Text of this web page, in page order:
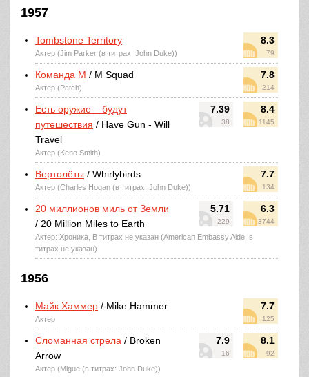
1957
8.3
79
Tombstone Territory
Актер (Jim Parker (в титрах: John Duke))
7.8
214
Команда М / M Squad
Актер (Patch)
7.39
38
8.4
1145
Есть оружие – будут
путешествия / Have Gun - Will
Travel
Актер (Keno Smith)
7.7
134
Вертолёты / Whirlybirds
Актер (Charles Hogan (в титрах: John Duke))
5.71
229
6.3
3744
20 миллионов миль от Земли
/ 20 Million Miles to Earth
Актер: Хроника, В титрах не указан (American Embassy Aide, в
титрах не указан)
1956
7.7
125
Майк Хаммер / Mike Hammer
Актер
7.9
16
8.1
92
Сломанная стрела / Broken
Arrow
Актер (Migue (в титрах: John Duke))